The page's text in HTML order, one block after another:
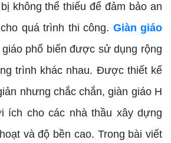
không thể thiếu để đảm bảo an
quá trình thi công. Giàn giáo
giáo phổ biến được sử dụng rộng
trình khác nhau. Được thiết kế
nhưng chắc chắn, giàn giáo H
ích cho các nhà thầu xây dựng
và độ bền cao. Trong bài viết